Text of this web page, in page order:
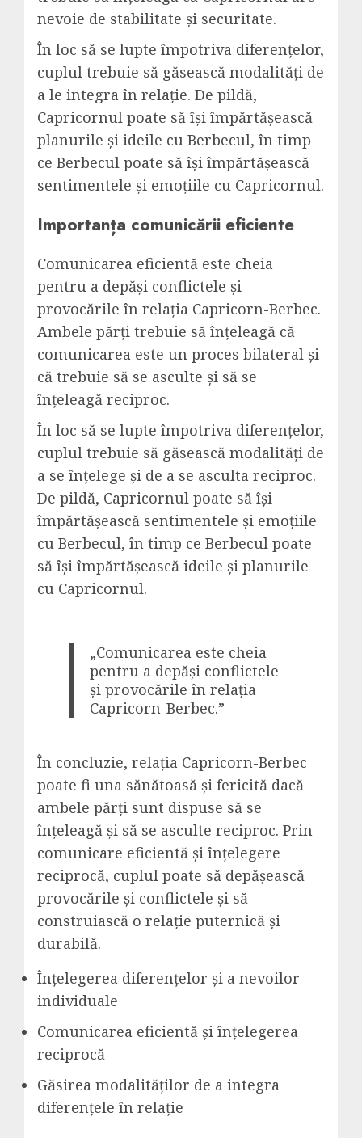
nevoie de stabilitate și securitate.
În loc să se lupte împotriva diferențelor,
cuplul trebuie să găsească modalități de
a le integra în relație. De pildă,
Capricornul poate să își împărtășească
planurile și ideile cu Berbecul, în timp
ce Berbecul poate să își împărtășească
sentimentele și emoțiile cu Capricornul.
Importanța comunicării eficiente
Comunicarea eficientă este cheia
pentru a depăși conflictele și
provocările în relația Capricorn-Berbec.
Ambele părți trebuie să înțeleagă că
comunicarea este un proces bilateral și
că trebuie să se asculte și să se
înțeleagă reciproc.
În loc să se lupte împotriva diferențelor,
cuplul trebuie să găsească modalități de
a se înțelege și de a se asculta reciproc.
De pildă, Capricornul poate să își
împărtășească sentimentele și emoțiile
cu Berbecul, în timp ce Berbecul poate
să își împărtășească ideile și planurile
cu Capricornul.
„Comunicarea este cheia
pentru a depăși conflictele
și provocările în relația
Capricorn-Berbec.”
În concluzie, relația Capricorn-Berbec
poate fi una sănătoasă și fericită dacă
ambele părți sunt dispuse să se
înțeleagă și să se asculte reciproc. Prin
comunicare eficientă și înțelegere
reciprocă, cuplul poate să depășească
provocările și conflictele și să
construiască o relație puternică și
durabilă.
Înțelegerea diferențelor și a nevoilor
individuale
Comunicarea eficientă și înțelegerea
reciprocă
Găsirea modalităților de a integra
diferențele în relație